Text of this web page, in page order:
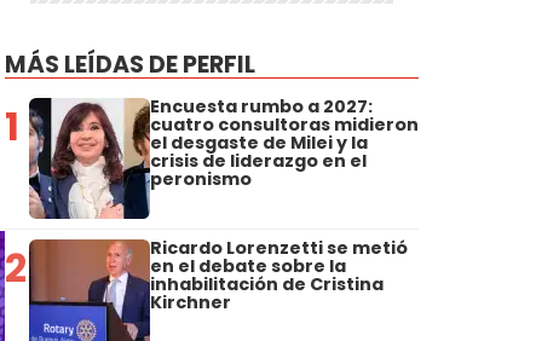
MÁS LEÍDAS DE PERFIL
1 Encuesta rumbo a 2027:
cuatro consultoras midieron
el desgaste de Milei y la
crisis de liderazgo en el
peronismo
2 Ricardo Lorenzetti se metió
en el debate sobre la
inhabilitación de Cristina
Kirchner